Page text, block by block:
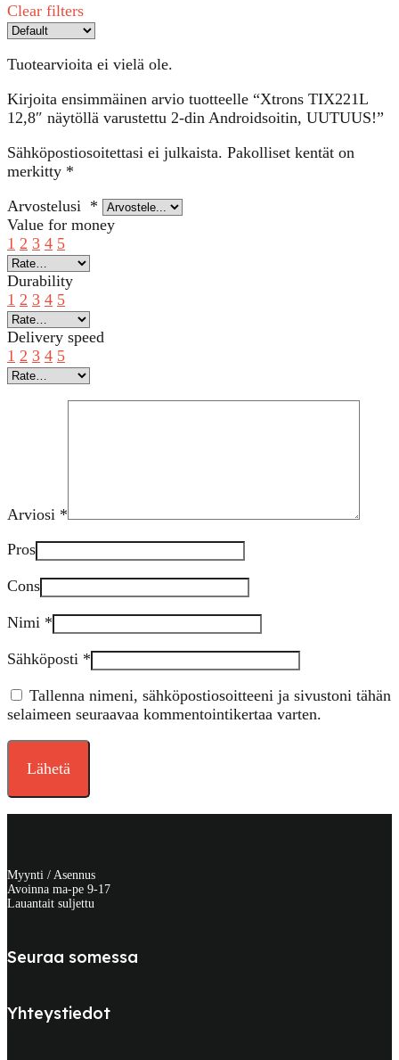
Clear filters
Tuotearvioita ei vielä ole.
Kirjoita ensimmäinen arvio tuotteelle “Xtrons TIX221L
12,8″ näytöllä varustettu 2-din Androidsoitin, UUTUUS!”
Sähköpostiosoitettasi ei julkaista. Pakolliset kentät on
merkitty *
Arvostelusi *
Value for money
1 2 3 4 5
Durability
1 2 3 4 5
Delivery speed
1 2 3 4 5
Arviosi *
Pros
Cons
Nimi *
Sähköposti *
Tallenna nimeni, sähköpostiosoitteeni ja sivustoni tähän
selaimeen seuraavaa kommentointikertaa varten.
Myynti / Asennus
Avoinna ma-pe 9-17
Lauantait suljettu
Seuraa somessa
Yhteystiedot